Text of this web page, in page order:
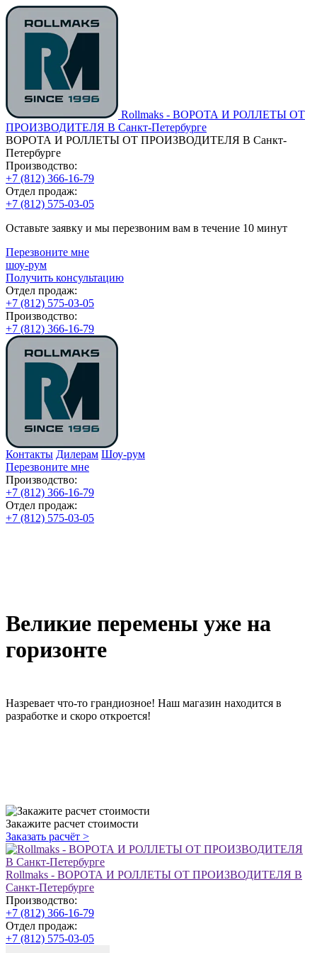
Rollmaks - ВОРОТА И РОЛЛЕТЫ ОТ
ПРОИЗВОДИТЕЛЯ В Санкт-Петербурге
ВОРОТА И РОЛЛЕТЫ ОТ ПРОИЗВОДИТЕЛЯ В Санкт-
Петербурге
Производство:
+7 (812) 366-16-79
Отдел продаж:
+7 (812) 575-03-05
Оставьте заявку и мы перезвоним вам в течение 10 минут
Перезвоните мне
шоу-рум
Получить консультацию
Отдел продаж:
+7 (812) 575-03-05
Производство:
+7 (812) 366-16-79
Контакты Дилерам Шоу-рум
Перезвоните мне
Производство:
+7 (812) 366-16-79
Отдел продаж:
+7 (812) 575-03-05
Великие перемены уже на
горизонте
Назревает что-то грандиозное! Наш магазин находится в
разработке и скоро откроется!
Закажите расчет стоимости
Заказать расчёт >
Rollmaks - ВОРОТА И РОЛЛЕТЫ ОТ ПРОИЗВОДИТЕЛЯ В
Санкт-Петербурге
Производство:
+7 (812) 366-16-79
Отдел продаж:
+7 (812) 575-03-05